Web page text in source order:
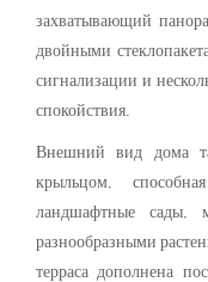
захватывающий
двойными
сигнализации и
спокойствия.
Внешний вид дома
крыльцом,
ландшафтные сады,
разнообразными
терраса дополнена